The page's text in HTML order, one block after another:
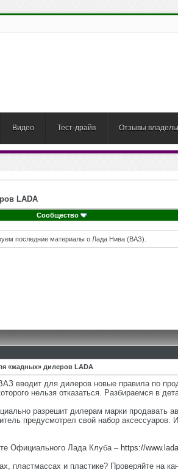
Видео Тест-драйв Отзывы
LADA
Сообщество
последние материалы о Лада Нива (ВАЗ).
«жадных» дилеров LADA
вводит для дилеров новые правила по
нельзя отказаться. Разбираемся в
разрешит дилерам марки продавать
предусмотрел свой набор аксессуаров.
Официального Лада Клуба – https://
пластмассах и пластике? Проверяйте на